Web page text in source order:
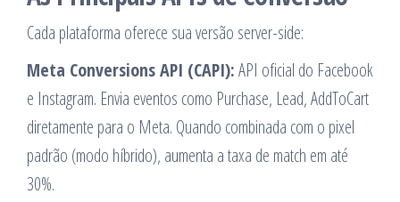
Cada plataforma oferece sua versão server-side:
Meta Conversions API (CAPI):API oficial do Facebook
e Instagram. Envia eventos como Purchase, Lead, AddToCart
diretamente para o Meta. Quando combinada com o pixel
padrão (modo híbrido), aumenta a taxa de match em até
30%.